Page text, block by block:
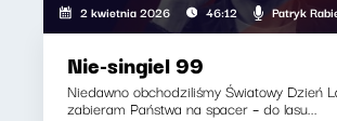
2 kwietnia 2026 46:12 Patryk
Nie-singiel 99
Niedawno obchodziliśmy Światowy Dzień
zabieram Państwa na spacer – do lasu...